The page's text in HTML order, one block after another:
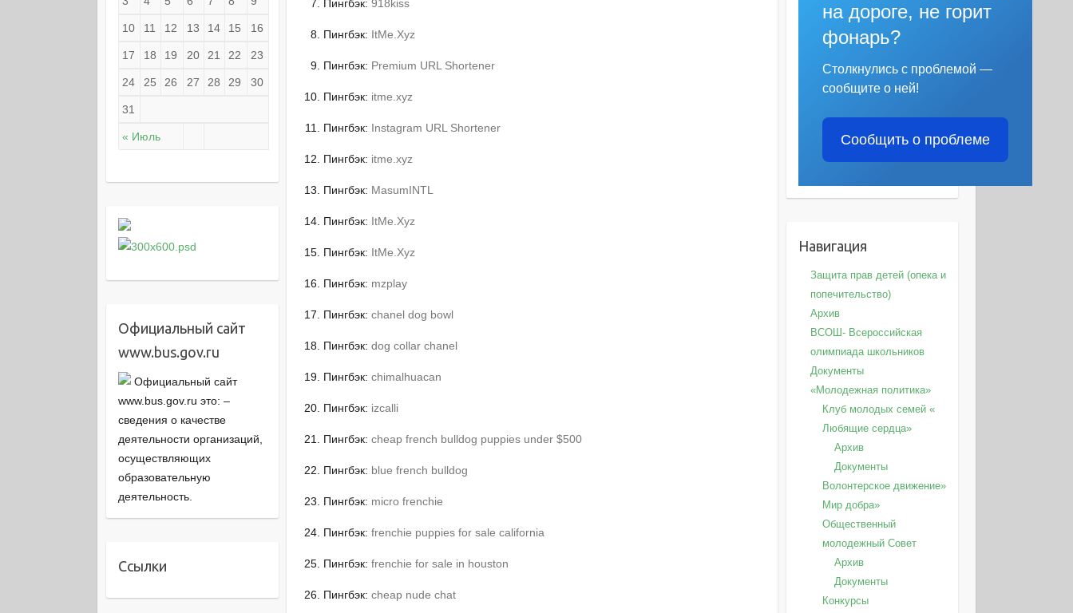
« Июль
10 11 12 13 14 15 16
17 18 19 20 21 22 23
24 25 26 27 28 29 30
31
Официальный сайт
www.bus.gov.ru
Официальный сайт
www.bus.gov.ru это: –
cведения о качестве
деятельности организаций,
осуществляющих
образовательную
деятельность.
Ссылки
Пингбэк: 918kiss
Пингбэк: ItMe.Xyz
Пингбэк: Premium URL Shortener
Пингбэк: itme.xyz
Пингбэк: Instagram URL Shortener
Пингбэк: itme.xyz
Пингбэк: MasumINTL
Пингбэк: ItMe.Xyz
Пингбэк: ItMe.Xyz
Пингбэк: mzplay
Пингбэк: chanel dog bowl
Пингбэк: dog collar chanel
Пингбэк: chimalhuacan
Пингбэк: izcalli
Пингбэк: cheap french bulldog puppies under $500
Пингбэк: blue french bulldog
Пингбэк: micro frenchie
Пингбэк: frenchie puppies for sale california
Пингбэк: frenchie for sale in houston
Пингбэк: cheap nude chat
на дороге, не горит
фонарь?
Столкнулись с проблемой —
сообщите о ней!
Сообщить о проблеме
Навигация
Защита прав детей (опека и
попечительство)
Архив
ВСОШ- Всероссийская
олимпиада школьников
Документы
«Молодежная политика»
Клуб молодых семей «
Любящие сердца»
Архив
Документы
Волонтерское движение»
Мир добра»
Общественный
молодежный Совет
Архив
Документы
Конкурсы